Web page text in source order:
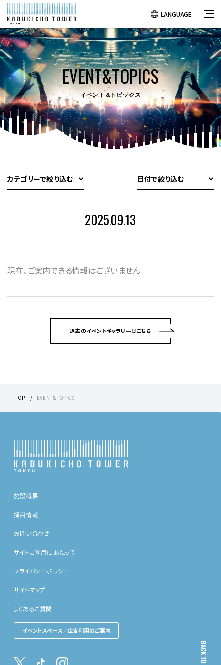
LANGUAGE
EVENT&TOPICS
イベント＆トピックス
カテゴリーで絞り込む 日付で絞り込む
2025.09.13
現在、ご案内できる情報はございません
過去のイベントギャラリーはこちら
TOP EVENT&TOPICS
施設概要
採用情報
お問い合わせ
サイトご利用にあたって
プライバシーポリシー
サイトマップ
よくあるご質問
イベントスペース／広告利用のご案内